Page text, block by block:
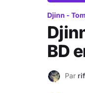
Djinn -
BD
R Par